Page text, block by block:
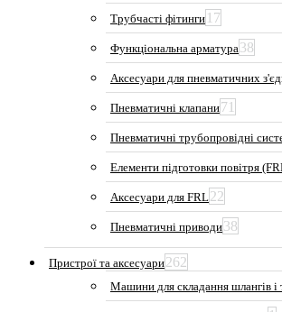
Трубчасті фітинги 17
Функціональна арматура 38
Аксесуари для пневматичних
Пневматичні клапани71
Пневматичні трубопровідні
Елементи підготовки повітря
Аксесуари для FRL22
Пневматичні приводи38
Пристрої та аксесуари262
Машини для складання шлангів і